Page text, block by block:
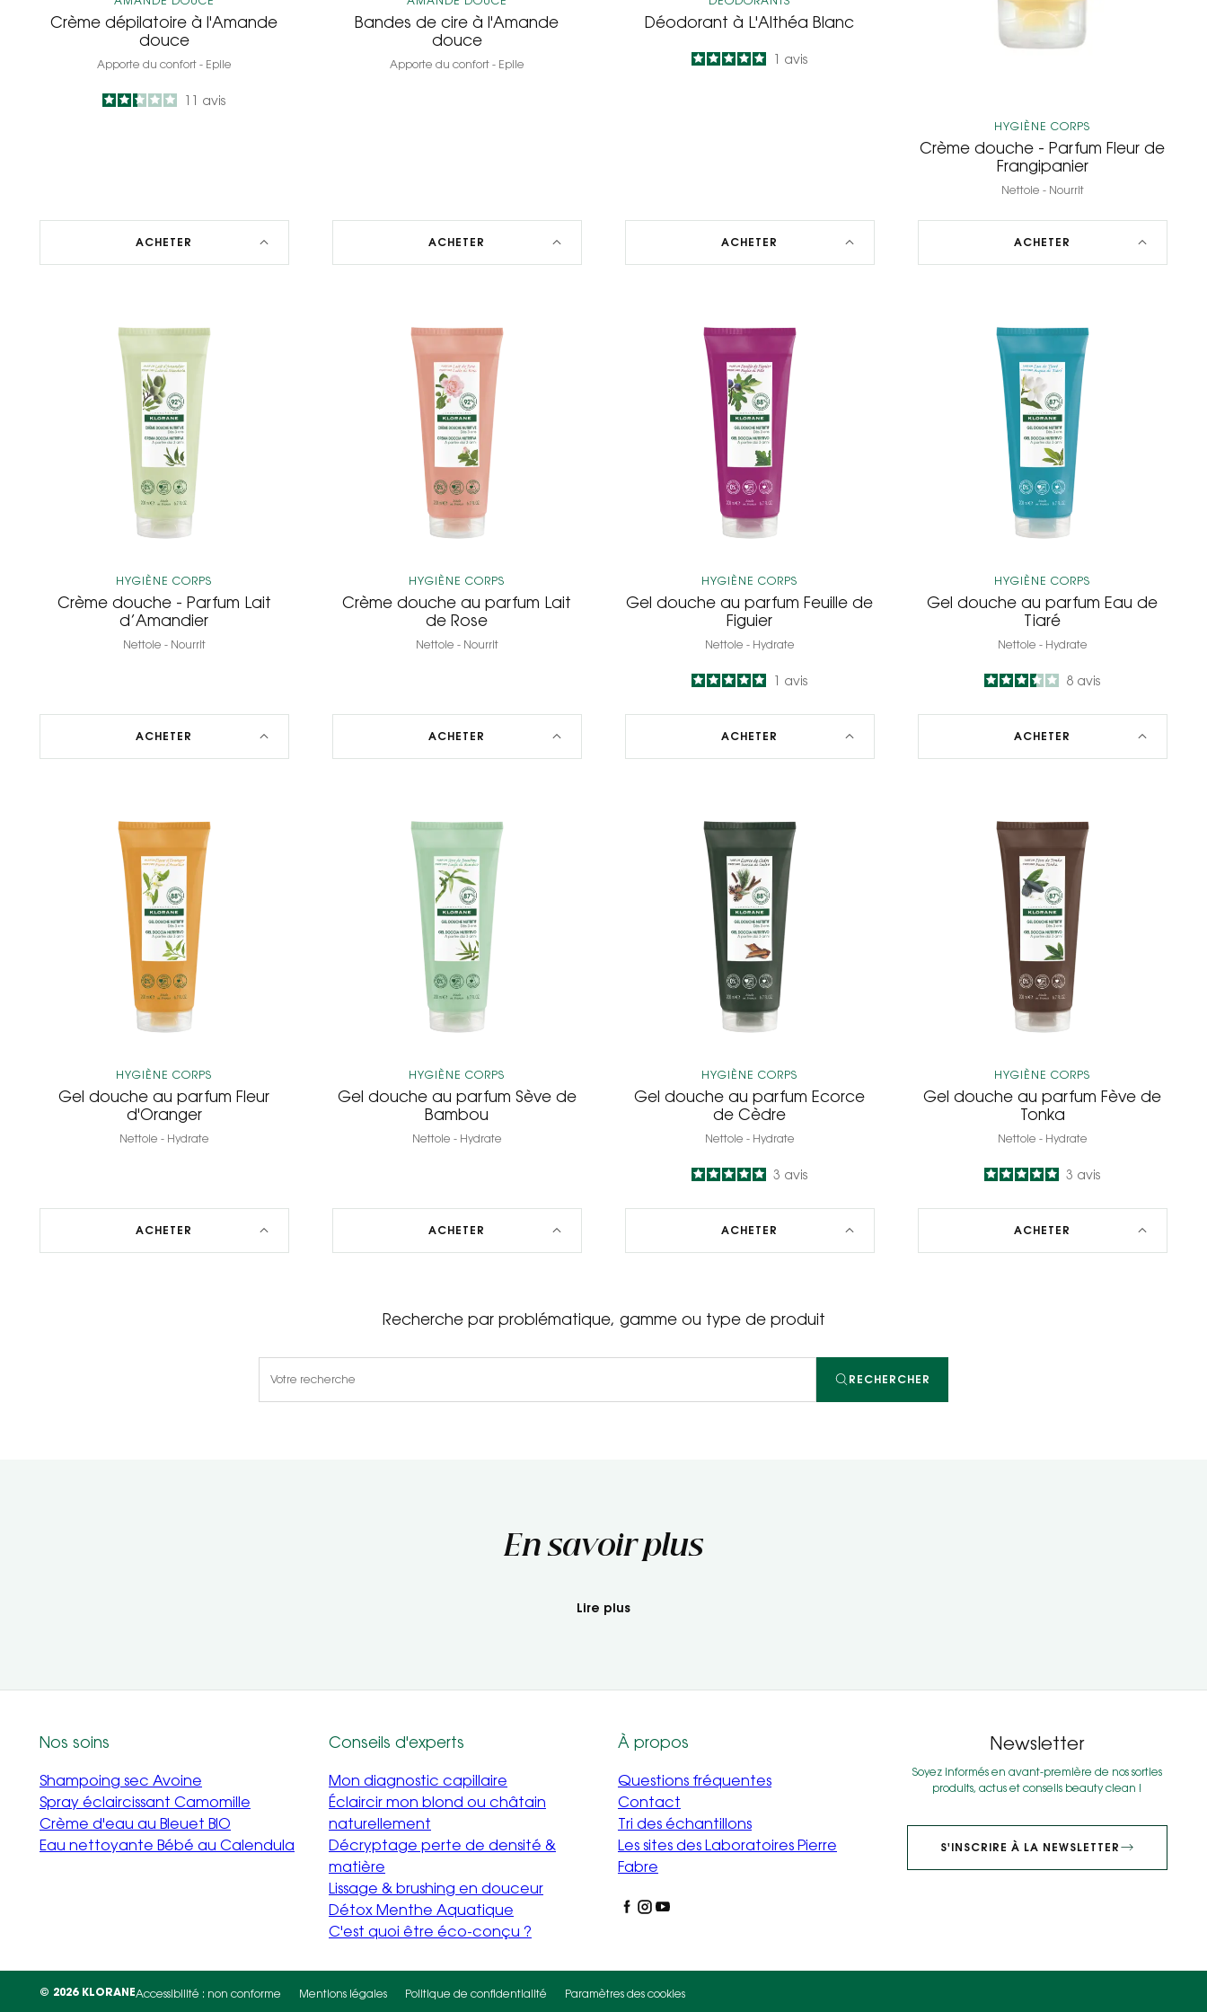
Crème dépilatoire à l'Amande
douce
Apporte du confort - Epile
2.4
/511 avis
ACHETER
Bandes de cire à l'Amande
douce
Apporte du confort - Epile
ACHETER
Déodorant à L'Althéa Blanc
5/51 avis
ACHETER
HYGIÈNE CORPS
Crème douche - Parfum Fleur de
Frangipanier
Nettoie - Nourrit
ACHETER
douche
-
Parfum
Lait
d’Amandier
HYGIÈNE CORPS
Crème douche - Parfum Lait
d’Amandier
Nettoie - Nourrit
ACHETER
douche
au
parfum
Lait
de
Rose
HYGIÈNE CORPS
Crème douche au parfum Lait
de Rose
Nettoie - Nourrit
ACHETER
douche
au
parfum
Feuille
de
Figuier
HYGIÈNE CORPS
Gel douche au parfum Feuille de
Figuier
Nettoie - Hydrate
5/51 avis
ACHETER
douche
au
parfum
Eau
de
Tiaré
HYGIÈNE CORPS
Gel douche au parfum Eau de
Tiaré
Nettoie - Hydrate
3.5
/
5
8 avis
ACHETER
douche
au
parfum
Fleur
d'Oranger
HYGIÈNE CORPS
Gel douche au parfum Fleur
d'Oranger
Nettoie - Hydrate
ACHETER
douche
au
parfum
Sève
de
Bambou
HYGIÈNE CORPS
Gel douche au parfum Sève de
Bambou
Nettoie - Hydrate
ACHETER
douche
au
parfum
Ecorce
de
Cèdre
HYGIÈNE CORPS
Gel douche au parfum Ecorce
de Cèdre
Nettoie - Hydrate
5
/
5
3 avis
ACHETER
douche
au
parfum
Fève
de
Tonka
HYGIÈNE CORPS
Gel douche au parfum Fève de
Tonka
Nettoie - Hydrate
5
/
5
3 avis
ACHETER
Recherche par problématique, gamme ou type de produit
RECHERCHER
En savoir plus
Lire plus
Newsletter
Soyez informés en avant-première de nos sorties
produits, actus et conseils beauty clean !
S'INSCRIRE À LA NEWSLETTER
Nos soins
Shampoing sec Avoine
Spray éclaircissant Camomille
Crème d'eau au Bleuet BIO
Eau nettoyante Bébé au Calendula
Conseils d'experts
Mon diagnostic capillaire
Éclaircir mon blond ou châtain
naturellement
Décryptage perte de densité &
matière
Lissage & brushing en douceur
Détox Menthe Aquatique
C'est quoi être éco-conçu ?
À propos
Questions fréquentes
Contact
Tri des échantillons
Les sites des Laboratoires Pierre
Fabre
Accessibilité : non conforme Mentions légales Politique de confidentialité Paramètres des cookies
© 2026 KLORANE